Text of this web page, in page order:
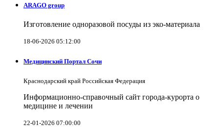
ARAGO group
Изготовление одноразовой посуды из эко-материала
18-06-2026 05:12:00
Медицинский Портал Сочи
Краснодарский край Российская Федерация
Информационно-справочный сайт города-курорта о
медицине и лечении
22-01-2026 07:00:00